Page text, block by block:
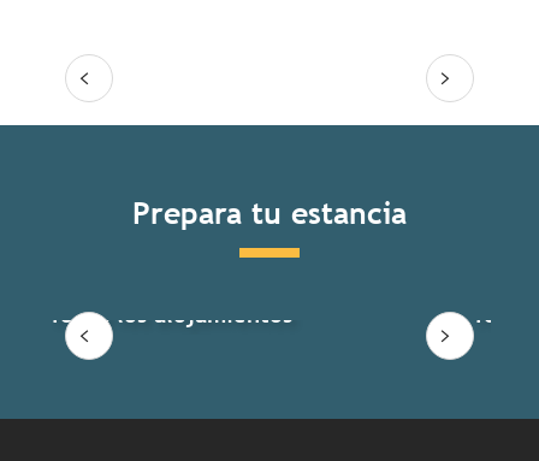
Prepara tu estancia
Todos los alojamientos